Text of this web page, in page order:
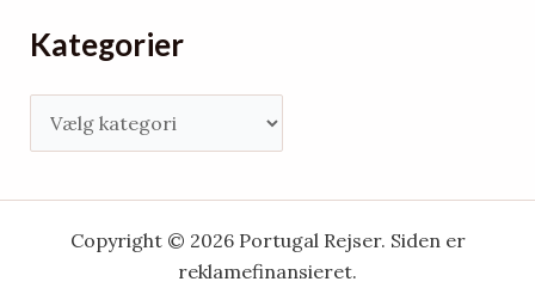
Kategorier
a
Copyright © 2026 Portugal Rejser. Siden er
reklamefinansieret.